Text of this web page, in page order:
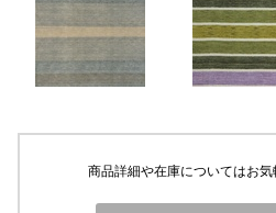
商品詳細や在庫についてはお